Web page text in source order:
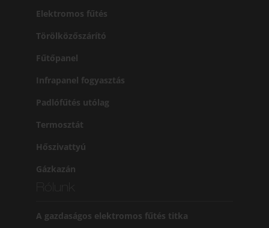
Elektromos fűtés
Törölközőszárító
Fűtőpanel
Infrapanel fogyasztás
Padlófűtés utólag
Termosztát
Hőszivattyú
Gázkazán
A gazdaságos elektromos fűtés titka